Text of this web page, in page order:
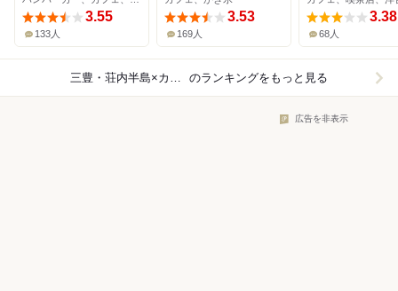
3.55
133人
3.53
169人
3.38
68人
三豊・荘内半島×カフェ のランキングをもっと見る
広告を非表示